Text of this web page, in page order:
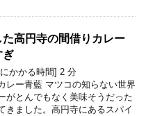
高円寺の間借りカレー
ぎ
かかる時間] 2 分
レー青藍 マツコの知らない世界
がとんでもなく美味そうだった
きました。高円寺にあるスパイ